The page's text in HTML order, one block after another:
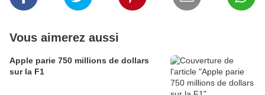
Vous aimerez aussi
Apple parie 750 millions de dollars
sur la F1